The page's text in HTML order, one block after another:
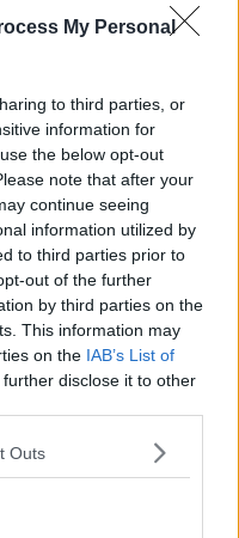
My Personal
to third parties, or
information for
the below opt-out
note that after your
continue seeing
information utilized by
to third parties prior to
out of the further
by third parties on the
This information may
on the IAB’s List of
disclose it to other
Outs
contro il Covid, il cittadino
per patologia o se
dal Ministero per tale
soprattutto i fragili e le
fatto, ad approfittare dei
contro il covid-19 in
di effettuare la
– dice laDirettrice
– La vaccinazione è il mezzo
Covid e dell'influenza e,
che colpiscono in
Elena De Sanctis,
Asl Tse Area est- è in
o con broncopneumopatia
potrà accedere liberamente,